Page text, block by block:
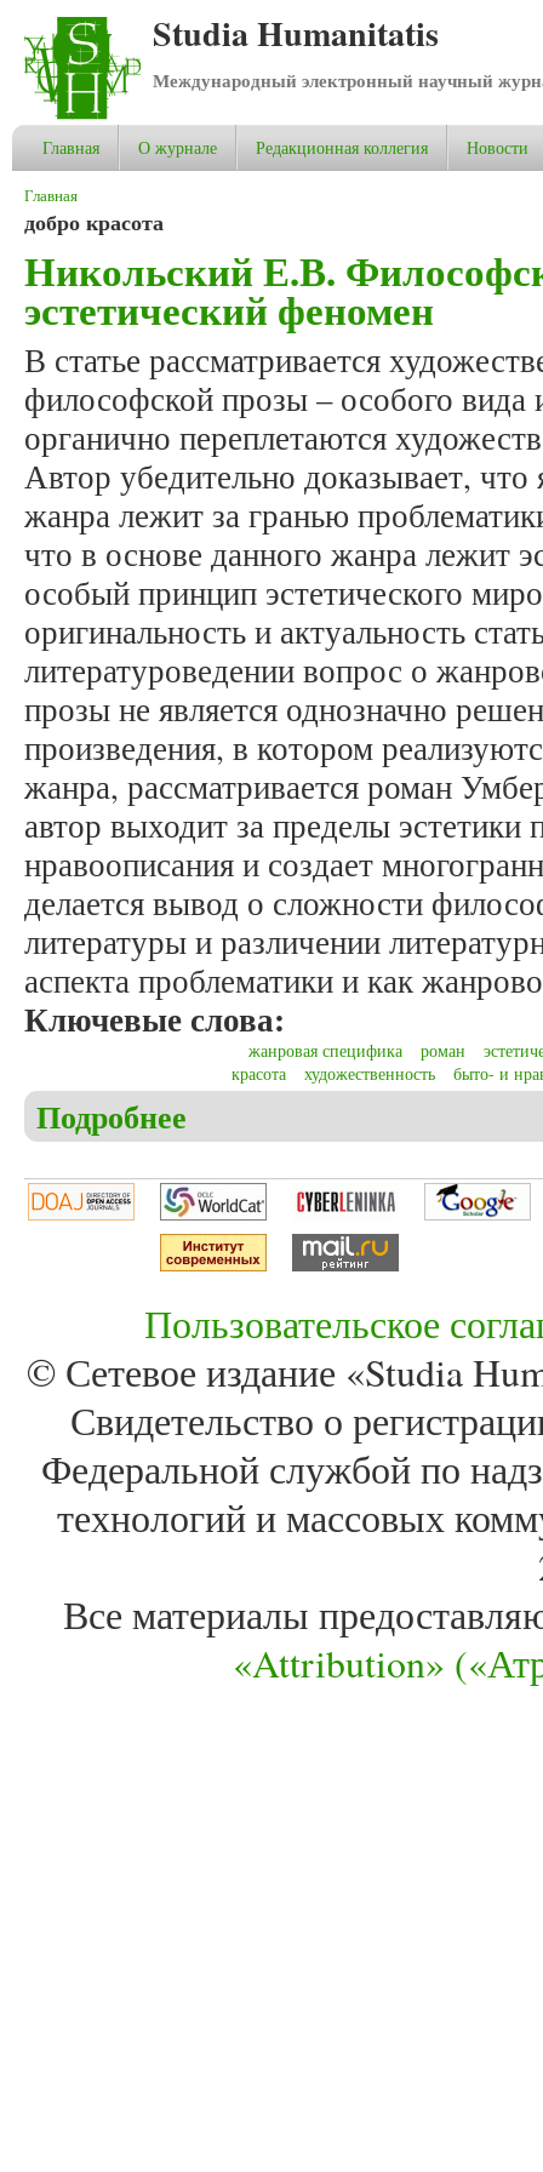
Studia Humanitatis
Международный электронный научный
Главная О журнале Редакционная коллегия Новости
Вы здесь
Главная
добро красота
Никольский Е.В.
эстетический феномен
В статье рассматривается
философской прозы – особого вида
органично переплетаются
Автор убедительно доказывает,
жанра лежит за гранью
что в основе данного жанра лежит
особый принцип эстетического
оригинальность и актуальность
литературоведении вопрос о
прозы не является однозначно
произведения, в котором
жанра, рассматривается роман
автор выходит за пределы эстетики
нравоописания и создает
делается вывод о сложности
литературы и различении
аспекта проблематики и как
Ключевые слова:
жанровая специфика роман
красота
художественность быто- и
Подробнее
Пользовательское
© Сетевое издание «Studia
Свидетельство о
Федеральной службой по
технологий и массовых
Все материалы
«Attribution»